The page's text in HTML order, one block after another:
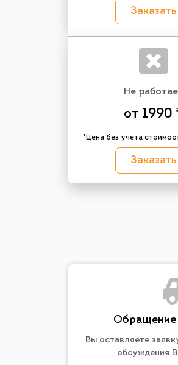
Заказать
Не
от 1990
*Цена без учета
Заказать
Обращение
Вы оставляете
обсуждения